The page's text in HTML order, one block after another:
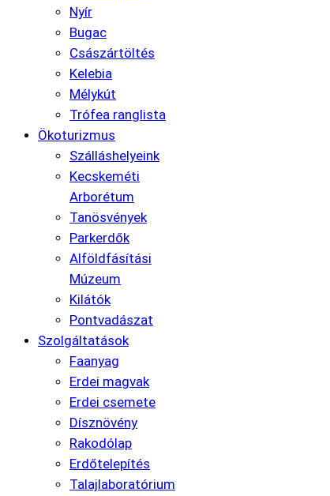
Nyír
Bugac
Császártöltés
Kelebia
Mélykút
Trófea ranglista
Ökoturizmus
Szálláshelyeink
Kecskeméti
Arborétum
Tanösvények
Parkerdők
Alföldfásítási
Múzeum
Kilátók
Pontvadászat
Szolgáltatások
Faanyag
Erdei magvak
Erdei csemete
Dísznövény
Rakodólap
Erdőtelepítés
Talajlaboratórium